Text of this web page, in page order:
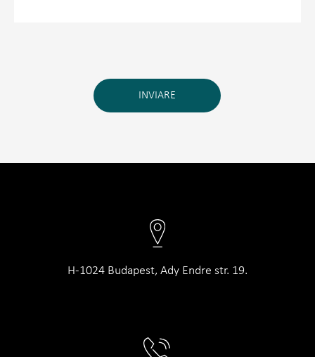
INVIARE
H-1024 Budapest, Ady Endre str. 19.